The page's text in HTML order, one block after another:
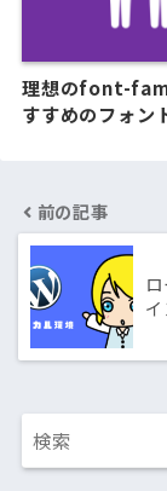
理想のfont-
すすめのフォン
前の記事